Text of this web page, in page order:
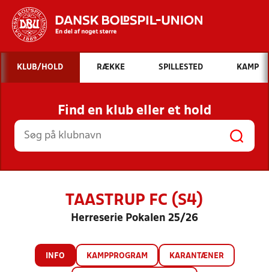
Hvad vil du søge efter?
INDHOLD OG NYHEDER
STILLINGER, RESULTATER, KLUBBER OG
HOLD
KLUB/HOLD RÆKKE SPILLESTED KAMP
Find en klub eller et hold
TAASTRUP FC (S4)
Herreserie Pokalen 25/26
INFO KAMPPROGRAM KARANTÆNER